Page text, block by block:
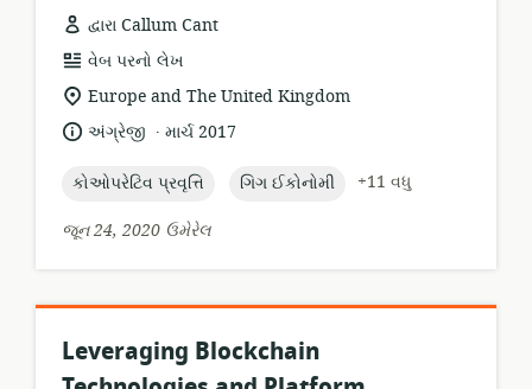
દ્વારા Callum Cant
સંસાધન
બંધારણ:
વેબ પરનો લેખ
સુસંગતતા
સ્થાન:
Europe and The United Kingdom
ભાષા:અંગ્રેજી .
પ્રકાશનમાર્ચ 2017
topic:
કોઓપરેટિવ પ્રવૃત્તિ topic:
ગિગ ઈકોનોમી
+11 વધુ
જૂન 24, 2020 ઉમેરેલ
Leveraging Blockchain